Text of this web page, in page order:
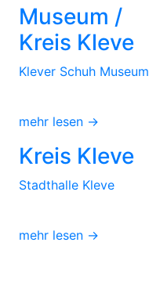
Museum /
Kreis Kleve
Klever Schuh Museum
mehr lesen →
Kreis Kleve
Stadthalle Kleve
mehr lesen →